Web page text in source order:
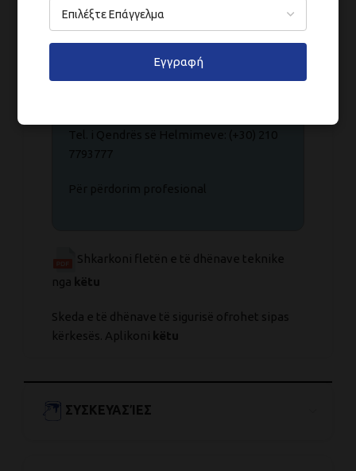
Përmban 3-jodo-2-propinil butil esteri.
Mbyllni enën e paketimit pas çdo
Tel. i Qendrës së Helmimeve: (+30) 210
Shkarkoni fletën e të dhënave teknike
nga këtu
Skeda e të dhënave të sigurisë ofrohet sipas
kërkesës. Aplikoni këtu
ΣΥΣΚΕΥΑΣΊΕΣ
Εγγραφή